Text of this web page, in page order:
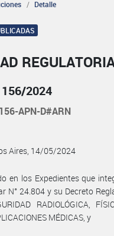
Detalle
2024
APN-D#ARN
Aires, 14/05/2024
en los Expedientes que
N° 24.804 y su Decreto
RADIOLÓGICA,
MÉDICAS, y